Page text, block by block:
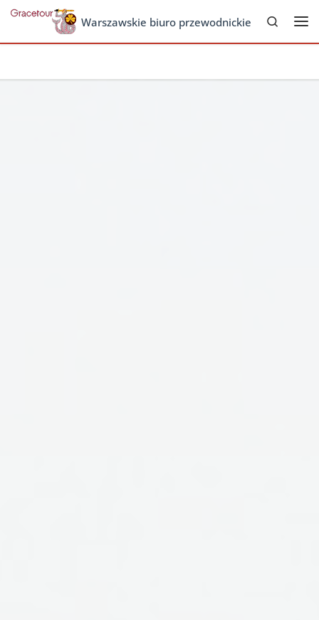
Skip to contentWarszawskie biuro przewodnickie
Search